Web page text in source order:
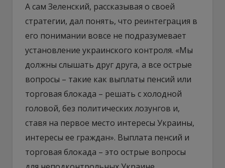
А сам Зеленский, рассказывая о своей
стратегии, дал понять, что реинтеграция в
его понимании вовсе не подразумевает
установление украинского контроля. «Мы
должны слышать друг друга, а все острые
вопросы – такие как выплаты пенсий или
торговая блокада – решать с холодной
головой, без политических лозунгов и,
ставя на первое место интересы Украины,
интересы ее граждан». Выплата пенсий и
торговая блокада – это острые вопросы